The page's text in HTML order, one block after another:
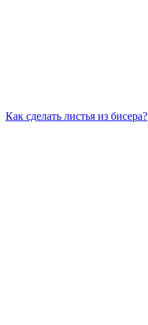
Как сделать листья из бисера?